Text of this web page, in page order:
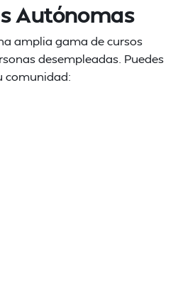
Autónomas
amplia gama de cursos
desempleadas. Puedes
comunidad: